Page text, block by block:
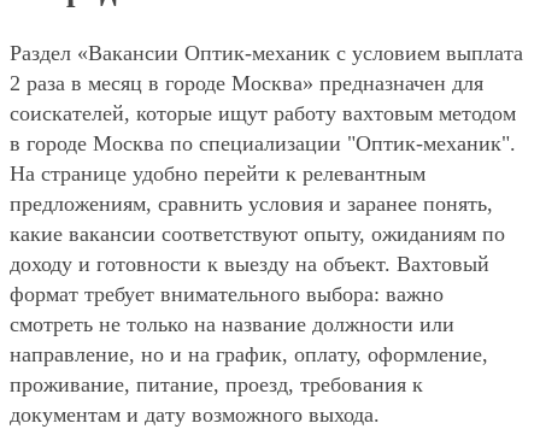
Раздел «Вакансии Оптик-механик с условием выплата
2 раза в месяц в городе Москва» предназначен для
соискателей, которые ищут работу вахтовым методом
в городе Москва по специализации "Оптик-механик".
На странице удобно перейти к релевантным
предложениям, сравнить условия и заранее понять,
какие вакансии соответствуют опыту, ожиданиям по
доходу и готовности к выезду на объект. Вахтовый
формат требует внимательного выбора: важно
смотреть не только на название должности или
направление, но и на график, оплату, оформление,
проживание, питание, проезд, требования к
документам и дату возможного выхода.